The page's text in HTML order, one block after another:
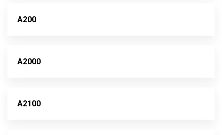
A200
A2000
A2100